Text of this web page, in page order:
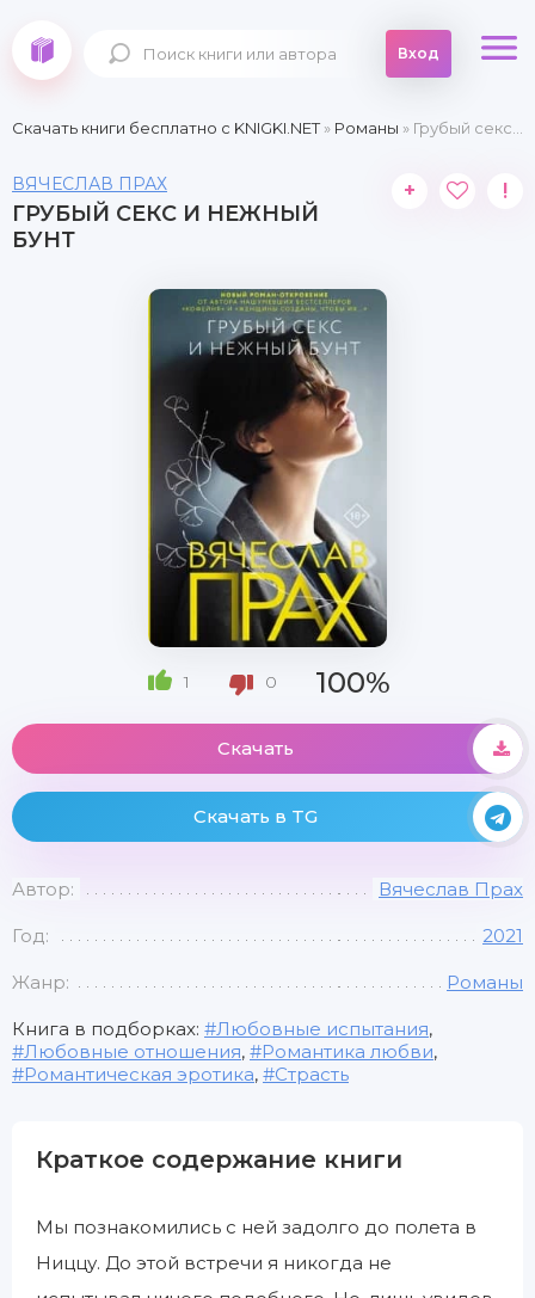
Вход
Скачать книги бесплатно c KNIGKI.NET» Романы » Грубый секс и нежный бунт
ВЯЧЕСЛАВ ПРАХ
ГРУБЫЙ СЕКС И НЕЖНЫЙ
БУНТ
+ !
1 0 100%
Скачать
Скачать в TG
Автор: Вячеслав Прах
Год: 2021
Жанр: Романы
Книга в подборках: Любовные испытания,
Любовные отношения, Романтика любви,
Романтическая эротика, Страсть
Краткое содержание книги
Мы познакомились с ней задолго до полета в
Ниццу. До этой встречи я никогда не